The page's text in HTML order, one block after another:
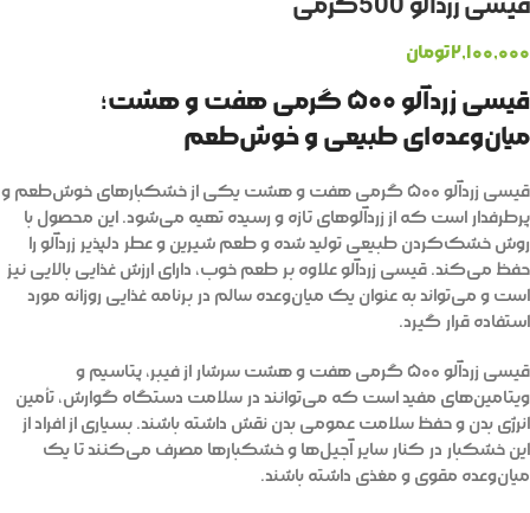
۲,۱۰۰,۰۰۰تومان
قیسی زردآلو ۵۰۰ گرمی هفت و هشت؛
میان‌وعده‌ای طبیعی و خوش‌طعم
قیسی زردآلو ۵۰۰ گرمی هفت و هشت یکی از خشکبارهای خوش‌طعم و
پرطرفدار است که از زردآلوهای تازه و رسیده تهیه می‌شود. این محصول با
روش خشک‌کردن طبیعی تولید شده و طعم شیرین و عطر دلپذیر زردآلو را
حفظ می‌کند. قیسی زردآلو علاوه بر طعم خوب، دارای ارزش غذایی بالایی نیز
است و می‌تواند به عنوان یک میان‌وعده سالم در برنامه غذایی روزانه مورد
استفاده قرار گیرد.
قیسی زردآلو ۵۰۰ گرمی هفت و هشت سرشار از فیبر، پتاسیم و
ویتامین‌های مفید است که می‌توانند در سلامت دستگاه گوارش، تأمین
انرژی بدن و حفظ سلامت عمومی بدن نقش داشته باشند. بسیاری از افراد از
این خشکبار در کنار سایر آجیل‌ها و خشکبارها مصرف می‌کنند تا یک
میان‌وعده مقوی و مغذی داشته باشند.